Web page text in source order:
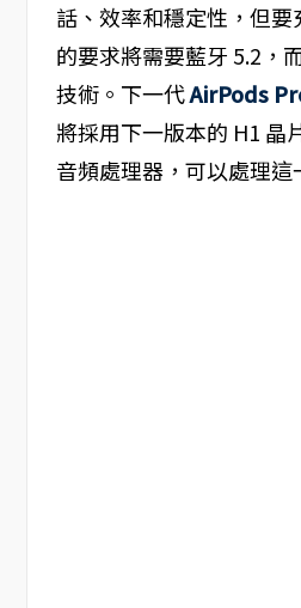
話、效率和穩定性，但
的要求將需要藍牙 5.2，
技術。下一代AirPods
將採用下一版本的 H1 晶
音頻處理器，可以處理這